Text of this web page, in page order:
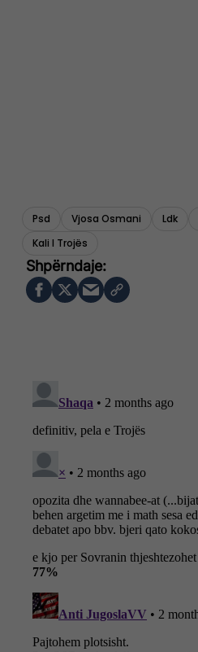
Psd Vjosa Osmani Ldk
Kali I Trojës